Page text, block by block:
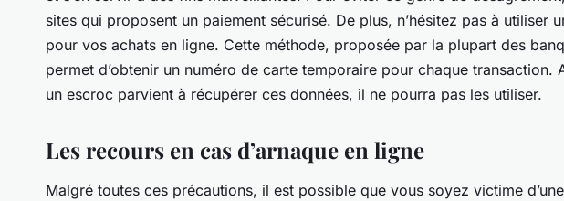
sites qui proposent un paiement sécurisé. De plus, n’hésitez pas à utiliser
pour vos achats en ligne. Cette méthode, proposée par la plupart des
permet d’obtenir un numéro de carte temporaire pour chaque transaction.
un escroc parvient à récupérer ces données, il ne pourra pas les utiliser.
Les recours en cas d’arnaque en ligne
Malgré toutes ces précautions, il est possible que vous soyez victime